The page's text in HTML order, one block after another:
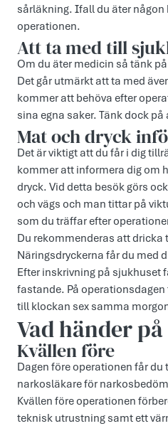
sårläkning. Ifall du äter
operationen.
Att ta med till
Om du äter medicin så tänk
Det går utmärkt att ta med
kommer att behöva efter
sina egna saker. Tänk dock
Mat och dryck
Det är viktigt att du får i dig
kommer att informera dig om
dryck. Vid detta besök görs
och vägs och man tittar på
som du träffar efter
Du rekommenderas att dricka
Näringsdryckerna får du med
Efter inskrivning på sjukhuset
fastande. På
till klockan sex samma
Vad händer
Kvällen före
Dagen före operationen får
narkosläkare för
Kvällen före operationen
teknisk utrustning samt ett